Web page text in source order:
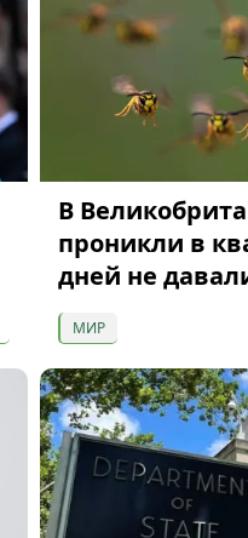
В
проникли в
дней не
МИР